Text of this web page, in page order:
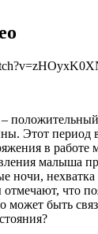
Этот период
в работе
малыша
ночи,
что
может быть